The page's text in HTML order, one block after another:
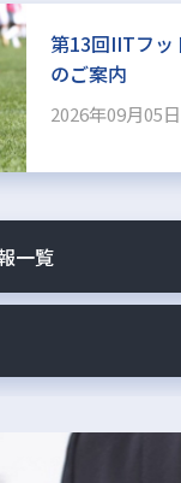
第13回IITフッ
のご案内
2026年09月05日
一覧